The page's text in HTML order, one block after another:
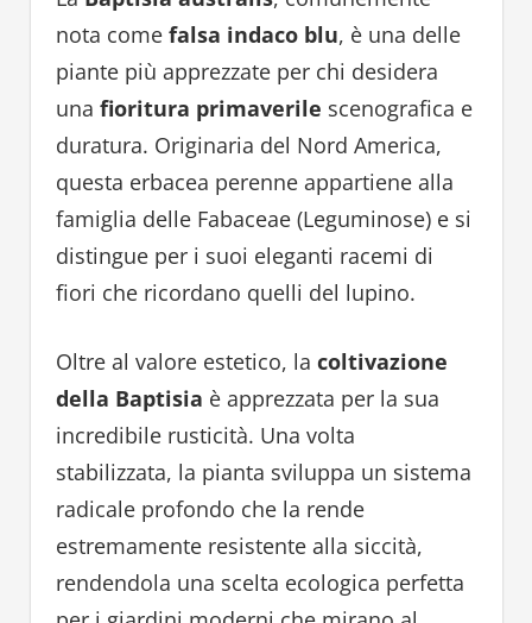
nota come falsa indaco blu, è una delle
piante più apprezzate per chi desidera
una fioritura primaverile scenografica e
duratura. Originaria del Nord America,
questa erbacea perenne appartiene alla
famiglia delle Fabaceae (Leguminose) e si
distingue per i suoi eleganti racemi di
fiori che ricordano quelli del lupino.
Oltre al valore estetico, la coltivazione
della Baptisia è apprezzata per la sua
incredibile rusticità. Una volta
stabilizzata, la pianta sviluppa un sistema
radicale profondo che la rende
estremamente resistente alla siccità,
rendendola una scelta ecologica perfetta